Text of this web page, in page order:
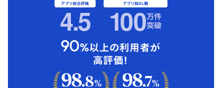
アプリ総合評価
4.5 アプリ総DL数
100万件
突破